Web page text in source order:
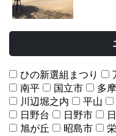
ひの新選組まつり
南平
国立市 多
川辺堀之内
平山
日野台
日野市
旭が丘
昭島市